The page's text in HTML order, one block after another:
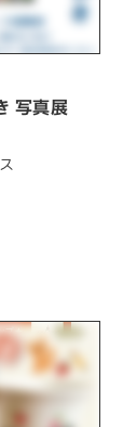
写真展